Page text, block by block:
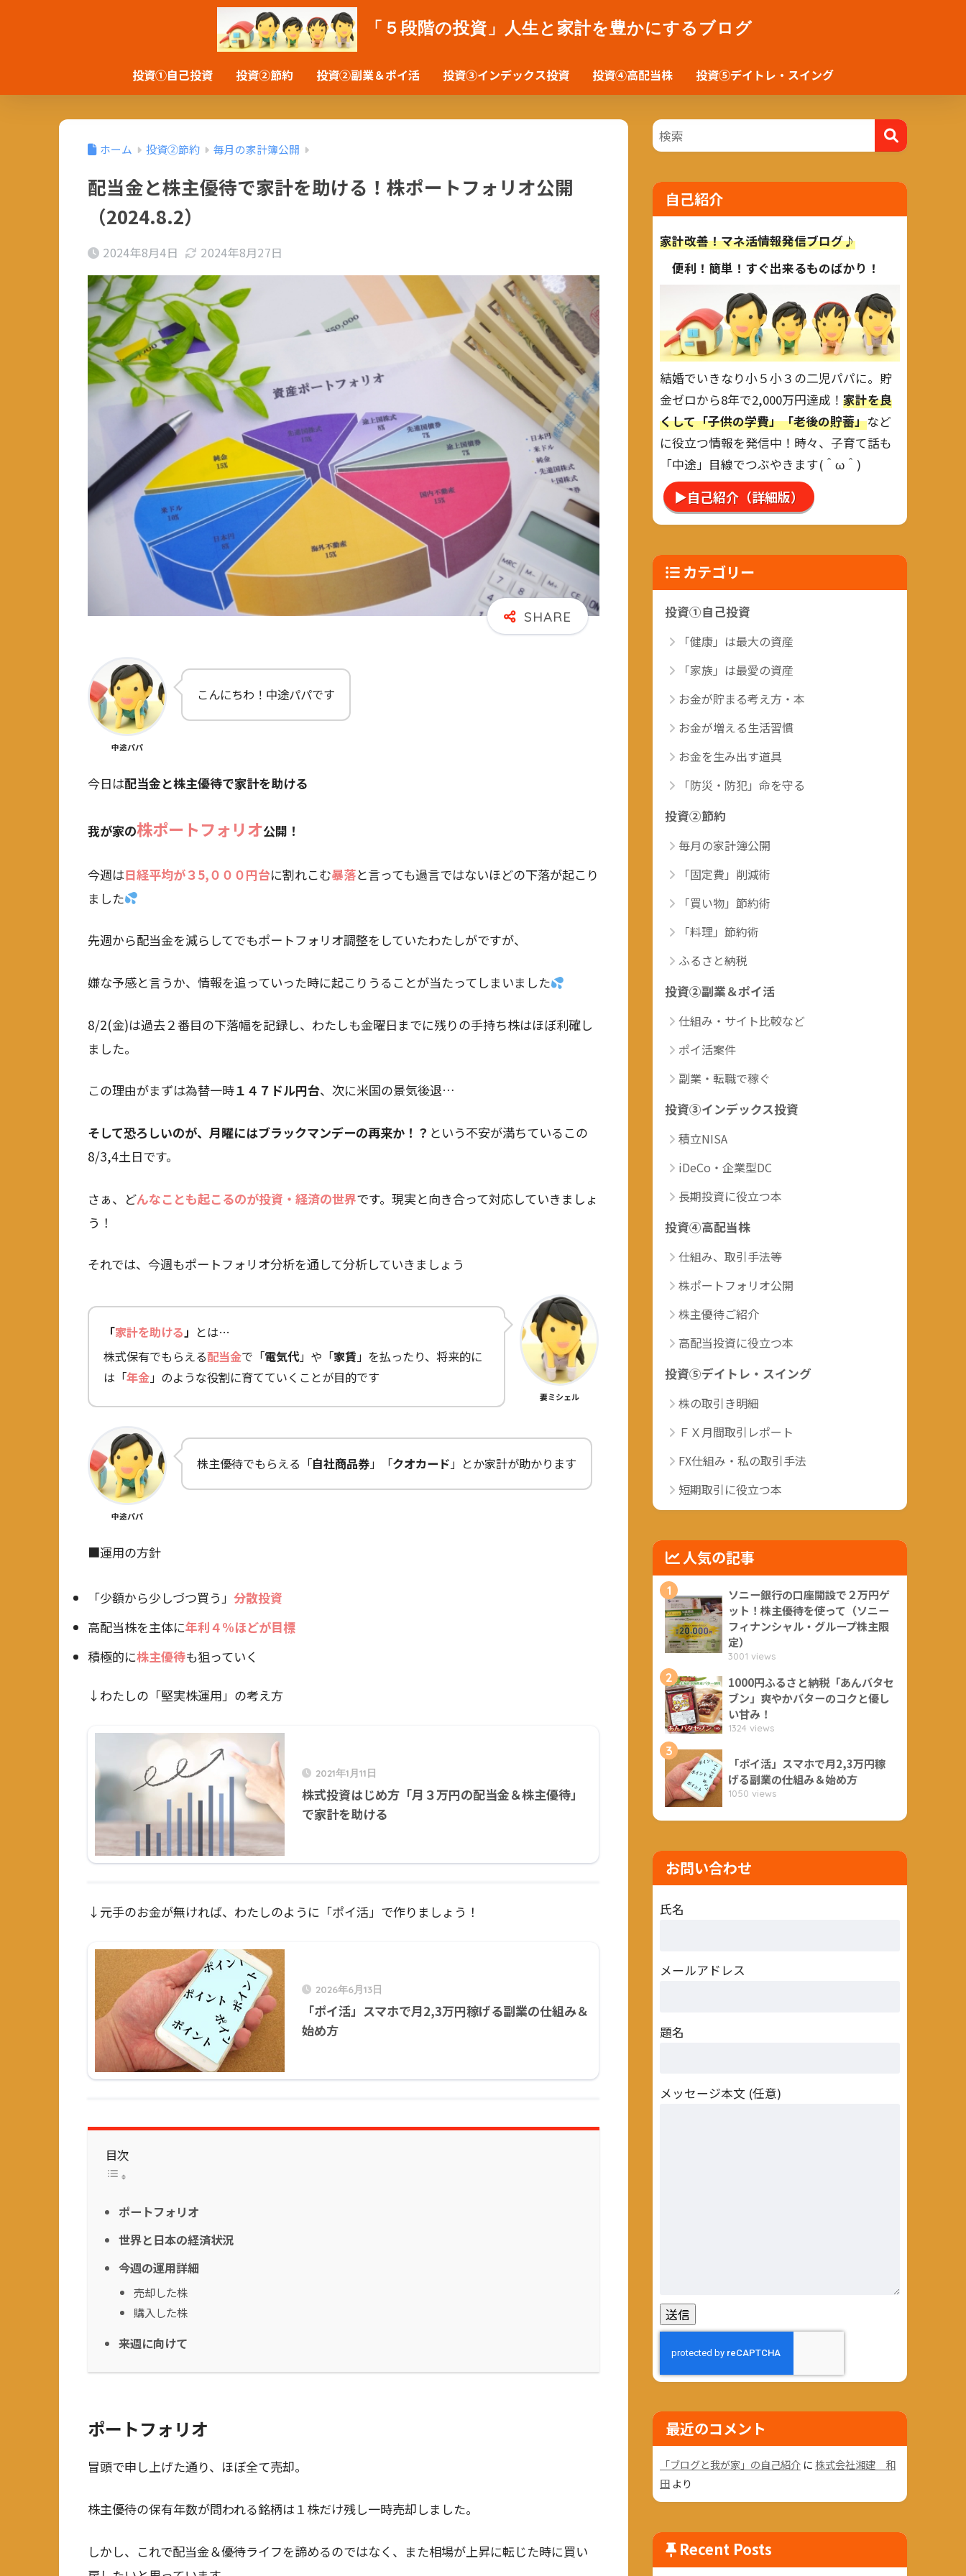
「５段階の投資」人生と家計を豊かにするブログ
投資①自己投資 投資②節約 投資②副業＆ポイ活 投資③インデックス投資 投資④高配当株 投資⑤デイトレ・スイング
ホーム 投資②節約 毎月の家計簿公開
配当金と株主優待で家計を助ける！株ポートフォリオ公開
（2024.8.2）
2024年8月4日 2024年8月27日
中途パパ
こんにちわ！中途パパです
今日は配当金と株主優待で家計を助ける
我が家の株ポートフォリオ公開！
今週は日経平均が３5,０００円台に割れこむ暴落と言っても過言ではないほどの下落が起こり
ました
先週から配当金を減らしてでもポートフォリオ調整をしていたわたしがですが、
嫌な予感と言うか、情報を追っていった時に起こりうることが当たってしまいました
8/2(金)は過去２番目の下落幅を記録し、わたしも金曜日までに残りの手持ち株はほぼ利確し
ました。
この理由がまずは為替一時１４７ ドル円台、次に米国の景気後退…
そして恐ろしいのが、月曜にはブラックマンデーの再来か！？ という不安が満ちているこの
8/3,4土日です。
さぁ、どんなことも起こるのが投資・経済の世界です。現実と向き合って対応していきましょ
う！
それでは、今週もポートフォリオ分析を通して分析していきましょう
「家計を助ける」 とは…
株式保有でもらえる配当金で「電気代」や「家賃」を払ったり、将来的に
は「年金」のような役割に育てていくことが目的です
妻ミシェル
中途パパ
株主優待でもらえる「自社商品券」「クオカード 」とか家計が助かります
■運用の方針
「少額から少しづつ買う」 分散投資
高配当株を主体に年利４%ほどが目標
積極的に株主優待も狙っていく
↓わたしの「堅実株運用」の考え方
2021年1月11日
株式投資はじめ方「月３万円の配当金＆株主優待」
で家計を助ける
↓元手のお金が無ければ、わたしのように「ポイ活」で作りましょう！
2026年6月13日
「ポイ活」スマホで月2,3万円稼げる副業の仕組み＆
始め方
目次
ポートフォリオ
世界と日本の経済状況
今週の運用詳細
売却した株
購入した株
来週に向けて
ポートフォリオ
冒頭で申し上げた通り、ほぼ全て売却。
株主優待の保有年数が問われる銘柄は１株だけ残し一時売却しました。
しかし、これで配当金＆優待ライフを諦めるのではなく、また相場が上昇に転じた時に買い
自己紹介
家計改善！マネ活情報発信ブログ♪
便利！簡単！すぐ出来るものばかり！
結婚でいきなり小５小３の二児パパに。貯
金ゼロから8年で2,000万円達成！ 家計を良
くして「子供の学費」「老後の貯蓄」など
に役立つ情報を発信中！時々、子育て話も
「中途」目線でつぶやきます(＾ω＾)
▶自己紹介（詳細版）
カテゴリー
投資①自己投資
「健康」は最大の資産
「家族」は最愛の資産
お金が貯まる考え方・本
お金が増える生活習慣
お金を生み出す道具
「防災・防犯」命を守る
投資②節約
毎月の家計簿公開
「固定費」削減術
「買い物」節約術
「料理」節約術
ふるさと納税
投資②副業＆ポイ活
仕組み・サイト比較など
ポイ活案件
副業・転職で稼ぐ
投資③インデックス投資
積立NISA
iDeCo・企業型DC
長期投資に役立つ本
投資④高配当株
仕組み、取引手法等
株ポートフォリオ公開
株主優待ご紹介
高配当投資に役立つ本
投資⑤デイトレ・スイング
株の取引き明細
ＦＸ月間取引レポート
FX仕組み・私の取引手法
短期取引に役立つ本
人気の記事
1
ソニー銀行の口座開設で２万円ゲ
ット！株主優待を使って（ソニー
フィナンシャル・グループ株主限
定）
3001 views
2
1000円ふるさと納税「あんバタセ
ブン」爽やかバターのコクと優し
い甘み！
1324 views
3
「ポイ活」スマホで月2,3万円稼
げる副業の仕組み＆始め方
1050 views
お問い合わせ
氏名
メールアドレス
題名
メッセージ本文 (任意)
最近のコメント
「ブログと我が家」の自己紹介 に株式会社湘建 和
田 より
Recent Posts